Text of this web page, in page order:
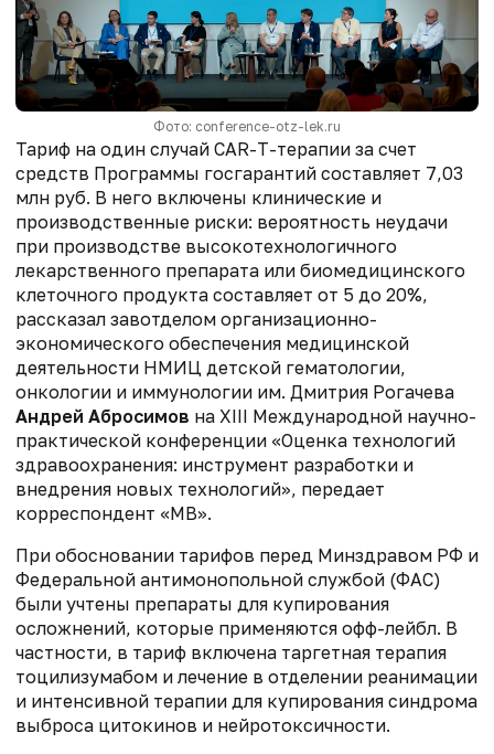
Фото: conference-otz-lek.ru
Тариф на один случай CAR-T-терапии за счет
средств Программы госгарантий составляет 7,03
млн руб. В него включены клинические и
производственные риски: вероятность неудачи
при производстве высокотехнологичного
лекарственного препарата или биомедицинского
клеточного продукта составляет от 5 до 20%,
рассказал завотделом организационно-
экономического обеспечения медицинской
деятельности НМИЦ детской гематологии,
онкологии и иммунологии им. Дмитрия Рогачева
Андрей Абросимов на XIII Международной научно-
практической конференции «Оценка технологий
здравоохранения: инструмент разработки и
внедрения новых технологий», передает
корреспондент «МВ».
При обосновании тарифов перед Минздравом РФ и
Федеральной антимонопольной службой (ФАС)
были учтены препараты для купирования
осложнений, которые применяются офф-лейбл. В
частности, в тариф включена таргетная терапия
тоцилизумабом и лечение в отделении реанимации
и интенсивной терапии для купирования синдрома
выброса цитокинов и нейротоксичности.